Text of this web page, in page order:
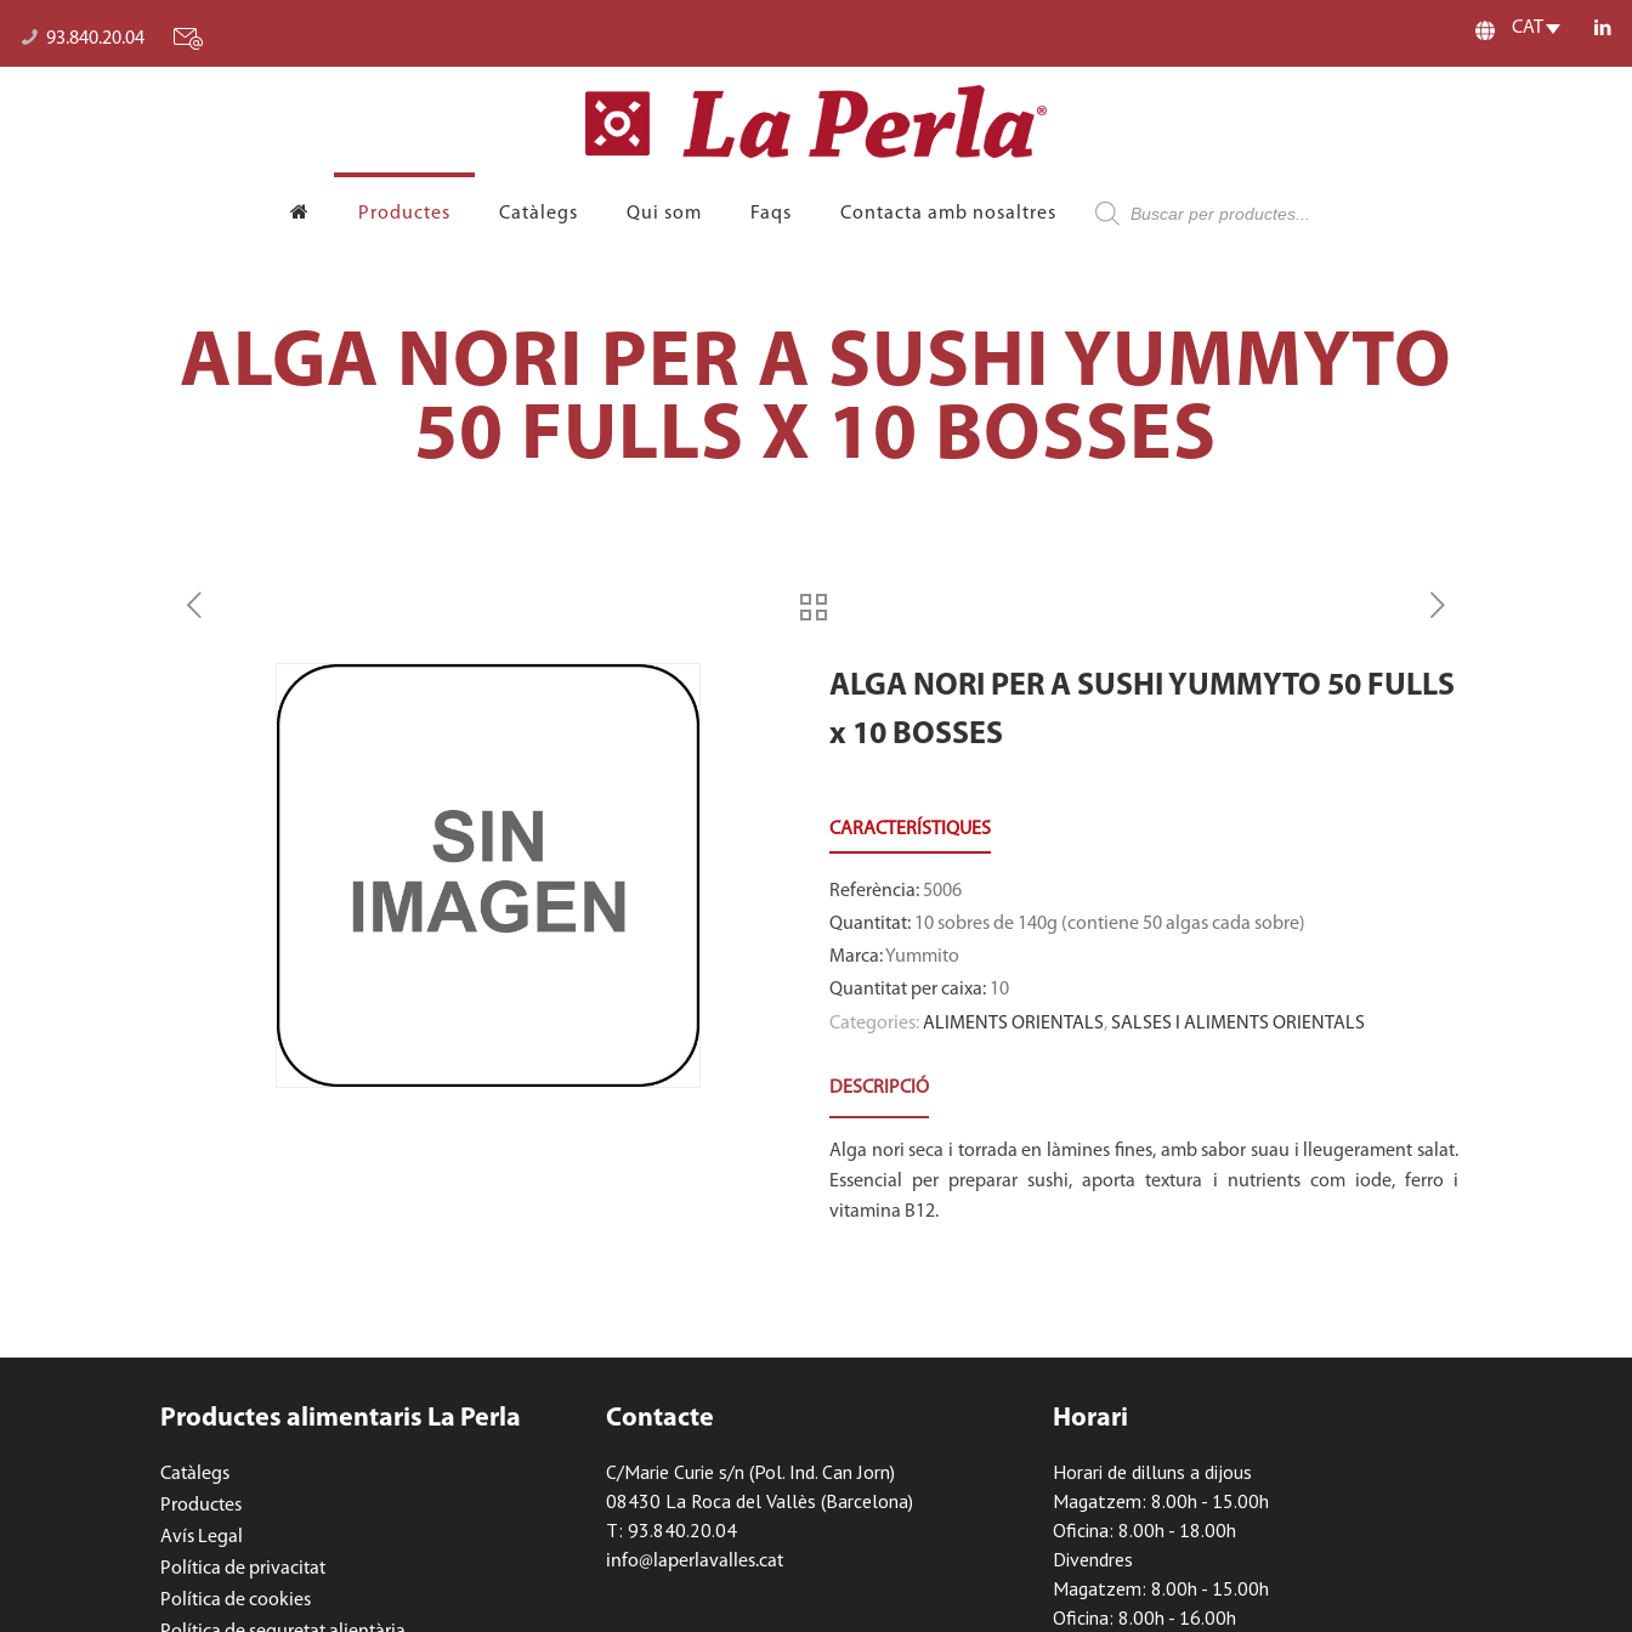
93.840.20.04
CAT
Productes Catàlegs Qui som Faqs Contacta amb nosaltres
Products
search
ALGA NORI PER A SUSHI YUMMYTO
50 FULLS X 10 BOSSES
ALGA NORI PER A SUSHI YUMMYTO 50 FULLS
x 10 BOSSES
Referència: 5006
Quantitat: 10 sobres de 140g (contiene 50 algas cada sobre)
Marca:Yummito
Quantitat per caixa: 10
Categories:ALIMENTS ORIENTALS, SALSES I ALIMENTS ORIENTALS
DESCRIPCIÓ
Alga nori seca i torrada en làmines fines, amb sabor suau i lleugerament salat.
Essencial per preparar sushi, aporta textura i nutrients com iode, ferro i
vitamina B12.
Productes alimentaris La Perla
Catàlegs
Productes
Avís Legal
Política de privacitat
Política de cookies
Contacte
C/Marie Curie s/n (Pol. Ind. Can Jorn)
08430 La Roca del Vallès (Barcelona)
T: 93.840.20.04
info@laperlavalles.cat
Horari
Horari de dilluns a dijous
Magatzem: 8.00h - 15.00h
Oficina: 8.00h - 18.00h
Divendres
Magatzem: 8.00h - 15.00h
Oficina: 8.00h - 16.00h